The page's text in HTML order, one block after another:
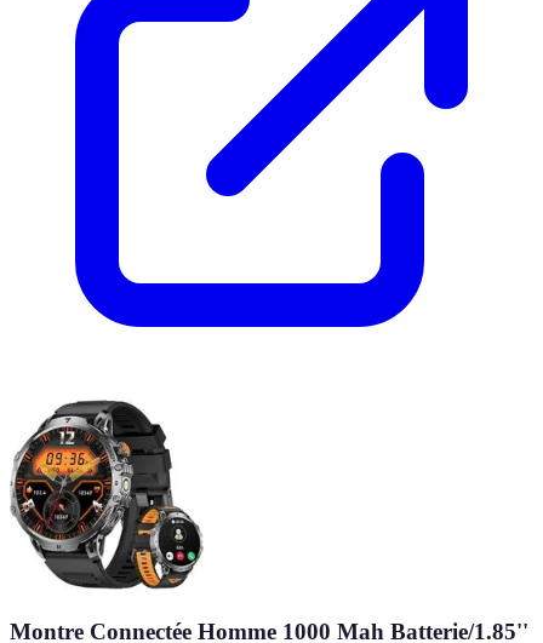
Montre Connectée Homme 1000 Mah Batterie/1.85''